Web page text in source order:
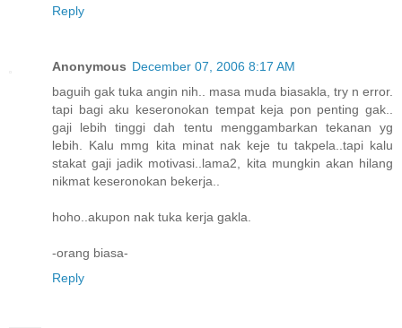
Reply
Anonymous December 07, 2006 8:17 AM
baguih gak tuka angin nih.. masa muda biasakla, try n error.
tapi bagi aku keseronokan tempat keja pon penting gak..
gaji lebih tinggi dah tentu menggambarkan tekanan yg
lebih. Kalu mmg kita minat nak keje tu takpela..tapi kalu
stakat gaji jadik motivasi..lama2, kita mungkin akan hilang
nikmat keseronokan bekerja..
hoho..akupon nak tuka kerja gakla.
-orang biasa-
Reply